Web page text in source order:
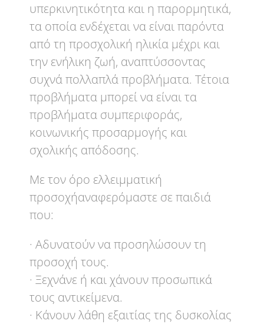
υπερκινητικότητα και η παρορμητικά,
τα οποία ενδέχεται να είναι παρόντα
από τη προσχολική ηλικία μέχρι και
την ενήλικη ζωή, αναπτύσσοντας
συχνά πολλαπλά προβλήματα. Τέτοια
προβλήματα μπορεί να είναι τα
προβλήματα συμπεριφοράς,
κοινωνικής προσαρμογής και
σχολικής απόδοσης.
Με τον όρο ελλειμματική
προσοχήαναφερόμαστε σε παιδιά
που:
· Αδυνατούν να προσηλώσουν τη
προσοχή τους.
· Ξεχνάνε ή και χάνουν προσωπικά
τους αντικείμενα.
· Κάνουν λάθη εξαιτίας της δυσκολίας